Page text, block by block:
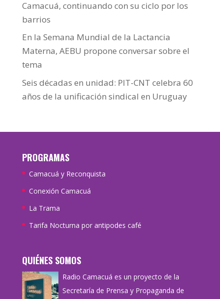
Camacuá, continuando con su ciclo por los
barrios
En la Semana Mundial de la Lactancia
Materna, AEBU propone conversar sobre el
tema
Seis décadas en unidad: PIT-CNT celebra 60
años de la unificación sindical en Uruguay
PROGRAMAS
Camacuá y Reconquista
Conexión Camacuá
La Trama
Tarifa Nocturna por antipodes café
QUIÉNES SOMOS
Radio Camacuá es un proyecto de la
Secretaría de Prensa y Propaganda de